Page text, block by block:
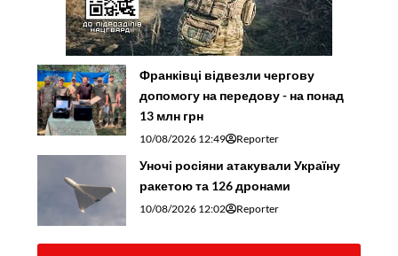
Франківці відвезли чергову
допомогу на передову - на понад
13 млн грн
10/08/2026 12:49 Reporter
Уночі росіяни атакували Україну
ракетою та 126 дронами
10/08/2026 12:02 Reporter